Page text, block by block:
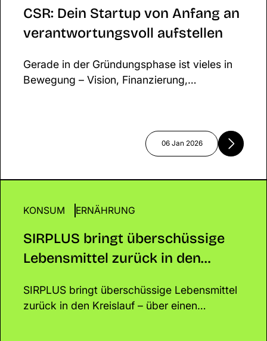
fehlender Mutterschutz, finanzielle
Unsicherheit, strukturelle Lücken. Zeit,
Klartext zu sprechen: Was gilt für
möglich?
CSR: Dein Startup von Anfang an
verantwortungsvoll aufstellen
Gerade in der Gründungsphase ist vieles in
Bewegung – Vision, Finanzierung,
Responsibility, kurz CSR) von Anfang an
mitdenkt, schafft nicht nur Vertrauen bei
zukunftsfähiges, glaubwürdiges Business. 💡
06 Jan 2026
KONSUM ERNÄHRUNG
SIRPLUS bringt überschüssige
Lebensmittel zurück in den
SIRPLUS bringt überschüssige Lebensmittel
zurück in den Kreislauf – über einen
SIRPLUS bringt überschüssige Lebensmittel